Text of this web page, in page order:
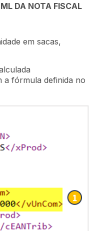
DA NOTA FISCAL
em sacas,
a fórmula definida no